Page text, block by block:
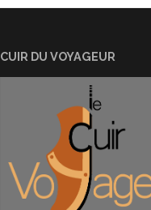
CUIR DU VOYAGEUR